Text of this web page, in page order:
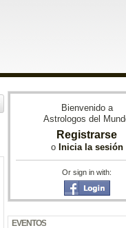
Bienvenido a
Astrologos del
Registrarse
o Inicia la sesión
Or sign in with:
EVENTOS